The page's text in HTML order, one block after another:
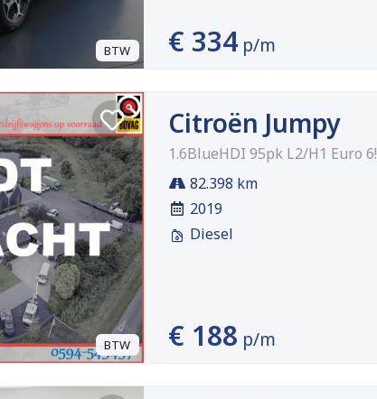
BTW € 334 p/m
BTW
Citroën Jumpy
1.6BlueHDI 95pk L2/H1 Euro 6!
82.398 km
2019
Diesel
€ 188 p/m